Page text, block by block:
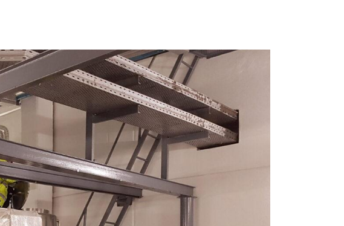
delle
delle
di trattamento
di trattamento delle
reflue
Prodotti chimici
Minerali
Attrezzatura
Sistemi